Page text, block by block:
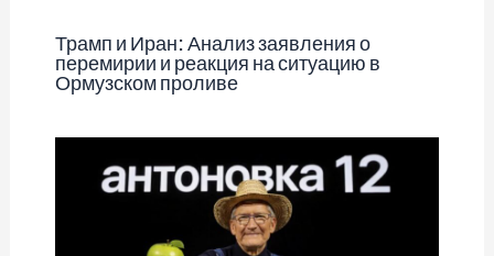
Трамп и Иран: Анализ заявления о
перемирии и реакция на ситуацию в
Ормузском проливе